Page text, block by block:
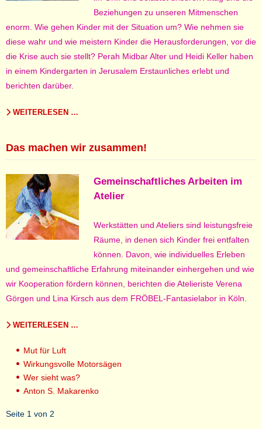
Beziehungen zu unseren Mitmenschen
enorm. Wie gehen Kinder mit der Situation um? Wie nehmen sie
diese wahr und wie meistern Kinder die Herausforderungen, vor die
die Krise auch sie stellt? Perah Midbar Alter und Heidi Keller haben
in einem Kindergarten in Jerusalem Erstaunliches erlebt und
berichten darüber.
WEITERLESEN …
Das machen wir zusammen!
Gemeinschaftliches Arbeiten im
Atelier
Werkstätten und Ateliers sind leistungsfreie
Räume, in denen sich Kinder frei entfalten
können. Davon, wie individuelles Erleben
und gemeinschaftliche Erfahrung miteinander einhergehen und wie
wir Kooperation fördern können, berichten die Atelieriste Verena
Görgen und Lina Kirsch aus dem FRÖBEL-Fantasielabor in Köln.
WEITERLESEN …
Mut für Luft
Wirkungsvolle Motorsägen
Wer sieht was?
Anton S. Makarenko
Seite 1 von 2